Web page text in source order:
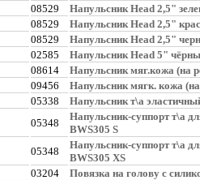
08529 Напульсник Head 2,5"
08529 Напульсник Head 2,5"
08529 Напульсник Head 2,5"
02585 Напульсник Head 5"
08614 Напульсник мяг.кожа (на
09456 Напульсник мягк. кожа
05338 Напульсник т\а
05348
Напульсник-суппорт т\а
BWS305 S
05348
Напульсник-суппорт т\а
BWS305 XS
03204 Повязка на голову с